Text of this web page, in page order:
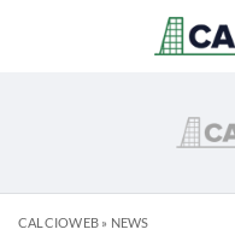
CALCIOWEB» NEWS